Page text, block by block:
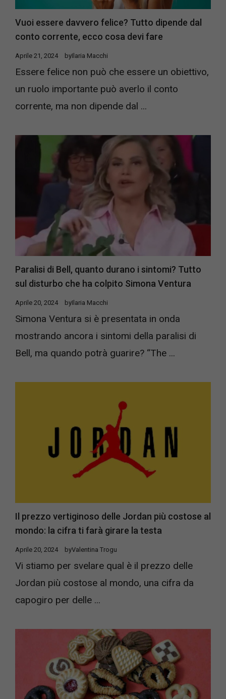
Vuoi essere davvero felice? Tutto dipende dal
conto corrente, ecco cosa devi fare
Aprile 21, 2024 byIlaria Macchi
Essere felice non può che essere un obiettivo,
un ruolo importante può averlo il conto
corrente, ma non dipende dal ...
Paralisi di Bell, quanto durano i sintomi? Tutto
sul disturbo che ha colpito Simona Ventura
Aprile 20, 2024 byIlaria Macchi
Simona Ventura si è presentata in onda
mostrando ancora i sintomi della paralisi di
Bell, ma quando potrà guarire? “The ...
Il prezzo vertiginoso delle Jordan più costose al
mondo: la cifra ti farà girare la testa
Aprile 20, 2024 byValentina Trogu
Vi stiamo per svelare qual è il prezzo delle
Jordan più costose al mondo, una cifra da
capogiro per delle ...